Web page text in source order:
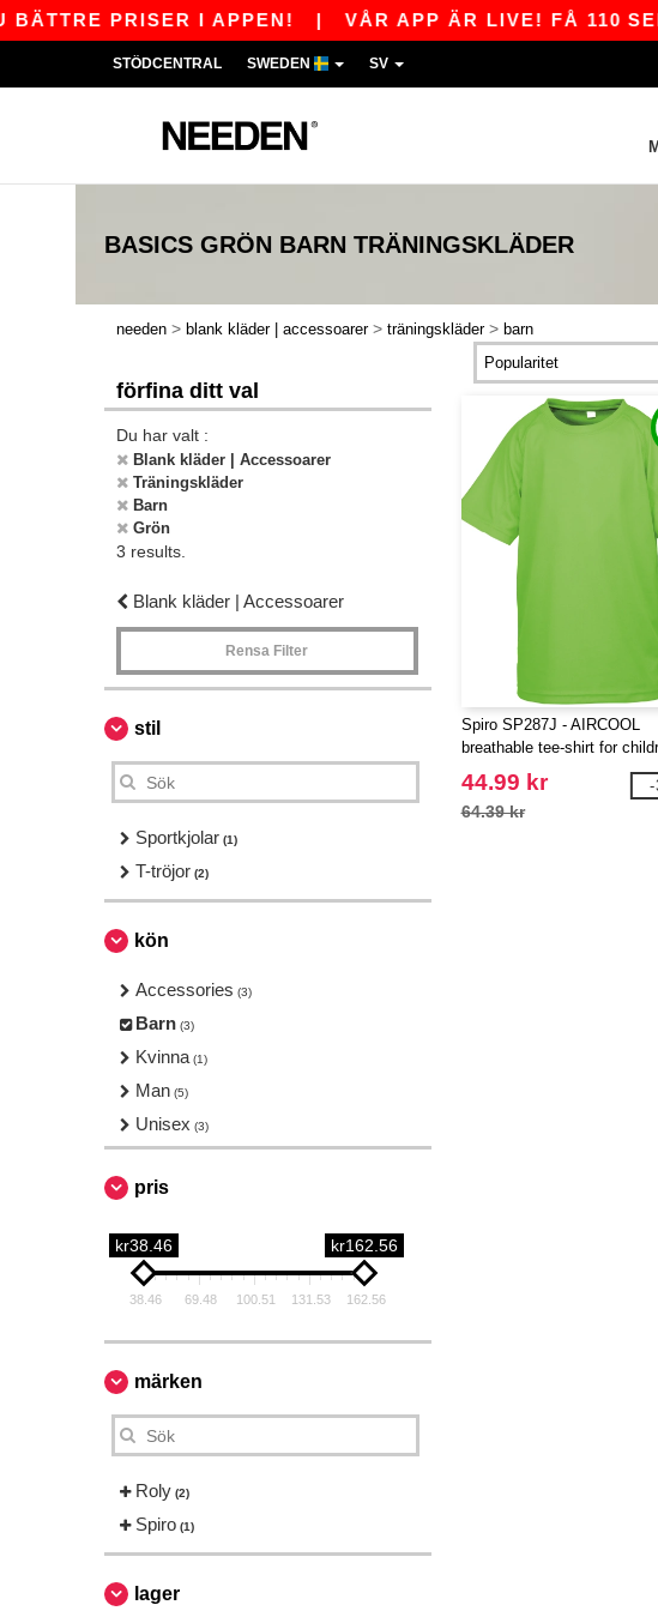
PRISER I APPEN!| VÅR APP ÄR LIVE! FÅ 110 SEK
STÖDCENTRAL SWEDEN SV
BASICS GRÖN BARN TRÄNINGSKLÄDER
needen > blank kläder | accessoarer > träningskläder > barn
förfina ditt val
Du har valt :
Blank kläder | Accessoarer
Träningskläder
Barn
Grön
3 results.
Blank kläder | Accessoarer
Rensa Filter
stil
Sportkjolar (1)
T-tröjor (2)
kön
Accessories (3)
Barn (3)
Kvinna (1)
Man (5)
Unisex (3)
pris
kr38.46 kr162.56
38.46 69.48 100.51 131.53 162.56
märken
Roly (2)
Spiro (1)
lager
Spiro SP287J - AIRCOOL
breathable tee-shirt for
44.99 kr
64.39 kr
-